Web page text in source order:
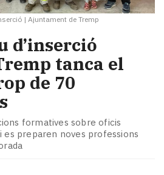
| Ajuntament de Tremp
d’inserció
tanca el
de 70
formatives sobre oficis
es preparen noves professions